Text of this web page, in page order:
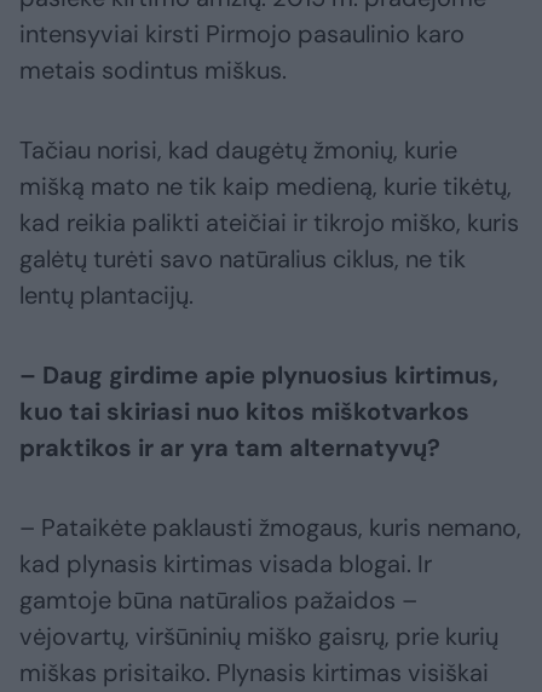
intensyviai kirsti Pirmojo pasaulinio karo
metais sodintus miškus.
Tačiau norisi, kad daugėtų žmonių, kurie
mišką mato ne tik kaip medieną, kurie tikėtų,
kad reikia palikti ateičiai ir tikrojo miško, kuris
galėtų turėti savo natūralius ciklus, ne tik
lentų plantacijų.
– Daug girdime apie plynuosius kirtimus,
kuo tai skiriasi nuo kitos miškotvarkos
praktikos ir ar yra tam alternatyvų?
– Pataikėte paklausti žmogaus, kuris nemano,
kad plynasis kirtimas visada blogai. Ir
gamtoje būna natūralios pažaidos –
vėjovartų, viršūninių miško gaisrų, prie kurių
miškas prisitaiko. Plynasis kirtimas visiškai